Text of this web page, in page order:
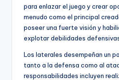
para enlazar el juego y crear
menudo como el principal
poseer una fuerte visión y
explotar debilidades
Los laterales desempeñan un
tanto a la defensa como al
responsabilidades incluyen